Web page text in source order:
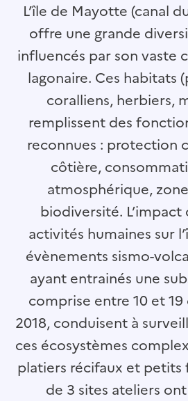
L’île de Mayotte (canal
offre une grande
influencés par son vaste
lagonaire. Ces habitats
coralliens, herbiers,
remplissent des
reconnues : protection
côtière,
atmosphérique,
biodiversité. L’impact
activités humaines sur
évènements sismo-
ayant entrainés une
comprise entre 10 et
2018, conduisent à
ces écosystèmes
platiers récifaux et petits
de 3 sites ateliers